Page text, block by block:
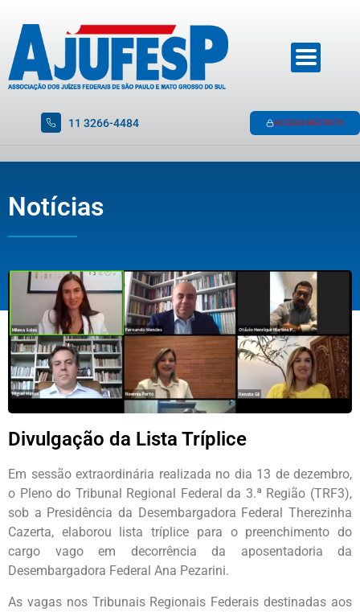
11 3266-4484 ACESSO RESTRITO
Notícias
Divulgação da Lista Tríplice
Em sessão extraordinária realizada no dia 13 de dezembro,
o Pleno do Tribunal Regional Federal da 3.ª Região (TRF3),
sob a Presidência da Desembargadora Federal Therezinha
Cazerta, elaborou lista tríplice para o preenchimento do
cargo vago em decorrência da aposentadoria da
Desembargadora Federal Ana Pezarini.
As vagas nos Tribunais Regionais Federais destinadas aos